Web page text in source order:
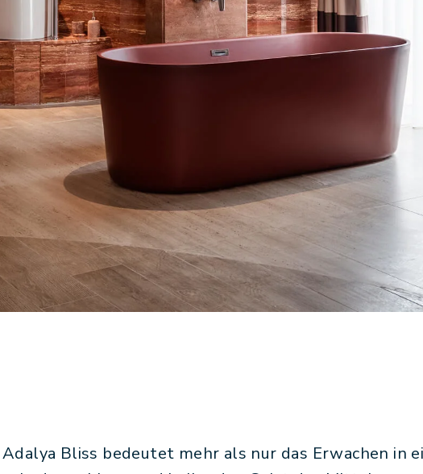
Bliss bedeutet mehr als nur das Erwachen in